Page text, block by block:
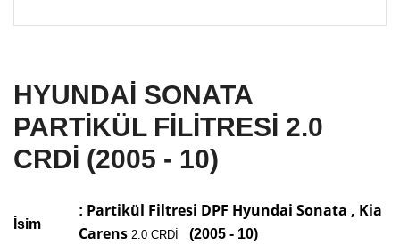
HYUNDAİ SONATA
PARTİKÜL FİLİTRESİ 2.0
CRDİ (2005 - 10)
İsim
: Partikül Filtresi DPF Hyundai Sonata , Kia
Carens 2.0 CRDİ (2005 - 10)